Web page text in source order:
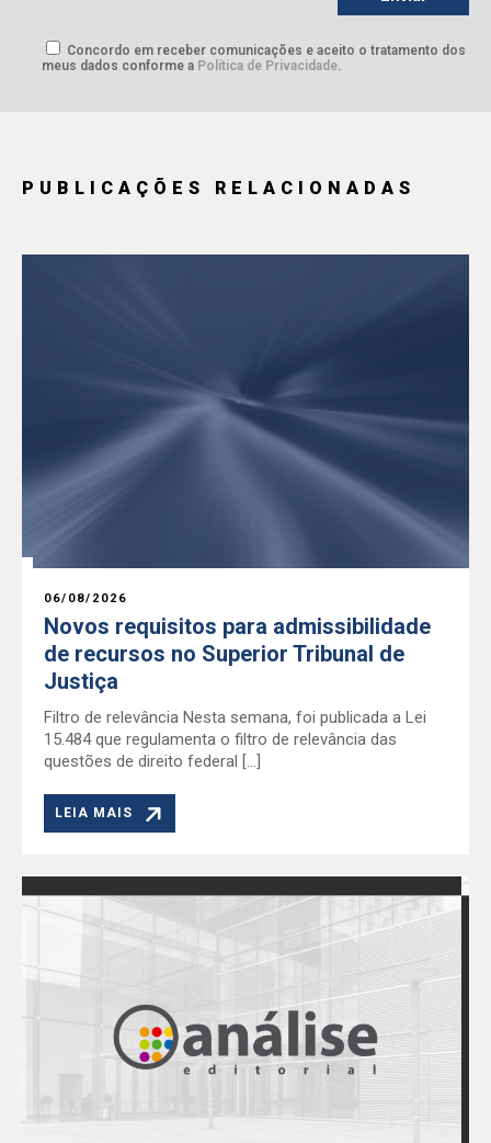
Concordo em receber comunicações e aceito o tratamento dos
meus dados conforme a Política de Privacidade.
PUBLICAÇÕES RELACIONADAS
06/08/2026
Novos requisitos para admissibilidade
de recursos no Superior Tribunal de
Justiça
Filtro de relevância Nesta semana, foi publicada a Lei
15.484 que regulamenta o filtro de relevância das
questões de direito federal […]
LEIA MAIS